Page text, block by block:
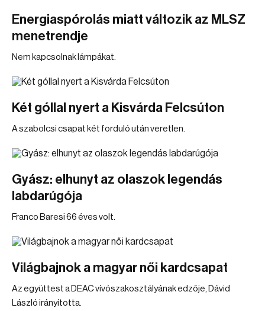
Energiaspórolás miatt változik az MLSZ
menetrendje
Nem kapcsolnak lámpákat.
Két góllal nyert a Kisvárda Felcsúton
A szabolcsi csapat két forduló után veretlen.
Gyász: elhunyt az olaszok legendás
labdarúgója
Franco Baresi 66 éves volt.
Világbajnok a magyar női kardcsapat
Az együttest a DEAC vívószakosztályának edzője, Dávid
László irányította.